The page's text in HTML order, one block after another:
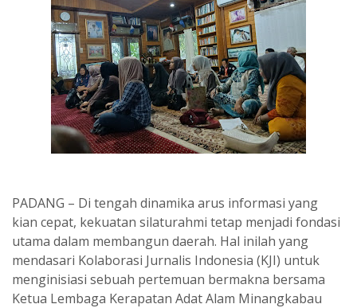
PADANG – Di tengah dinamika arus informasi yang
kian cepat, kekuatan silaturahmi tetap menjadi fondasi
utama dalam membangun daerah. Hal inilah yang
mendasari Kolaborasi Jurnalis Indonesia (KJI) untuk
menginisiasi sebuah pertemuan bermakna bersama
Ketua Lembaga Kerapatan Adat Alam Minangkabau